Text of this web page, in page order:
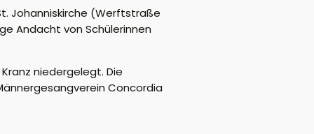
Johanniskirche (Werftstraße
Andacht von Schülerinnen
niedergelegt. Die
Concordia